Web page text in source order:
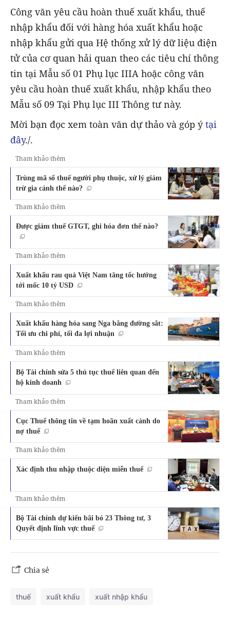
Công văn yêu cầu hoàn thuế xuất khẩu, thuế
nhập khẩu đối với hàng hóa xuất khẩu hoặc
nhập khẩu gửi qua Hệ thống xử lý dữ liệu điện
tử của cơ quan hải quan theo các tiêu chí thông
tin tại Mẫu số 01 Phụ lục IIIA hoặc công văn
yêu cầu hoàn thuế xuất khẩu, nhập khẩu theo
Mẫu số 09 Tại Phụ lục III Thông tư này.
Mời bạn đọc xem toàn văn dự thảo và góp ýtại
đây./.
Tham khảo thêm
Trùng mã số thuế người phụ thuộc, xử lý giảm
trừ gia cảnh thế nào?
Tham khảo thêm
Được giảm thuế GTGT, ghi hóa đơn thế nào?
Tham khảo thêm
Xuất khẩu rau quả Việt Nam tăng tốc hướng
tới mốc 10 tỷ USD
Tham khảo thêm
Xuất khẩu hàng hóa sang Nga bằng đường sắt:
Tối ưu chi phí, tối đa lợi nhuận
Tham khảo thêm
Bộ Tài chính sửa 5 thủ tục thuế liên quan đến
hộ kinh doanh
Tham khảo thêm
Cục Thuế thông tin về tạm hoãn xuất cảnh do
nợ thuế
Tham khảo thêm
Xác định thu nhập thuộc diện miễn thuế
Tham khảo thêm
Bộ Tài chính dự kiến bãi bỏ 23 Thông tư, 3
Quyết định lĩnh vực thuế
Chia sẻ
thuế xuất khẩu xuất nhập khẩu